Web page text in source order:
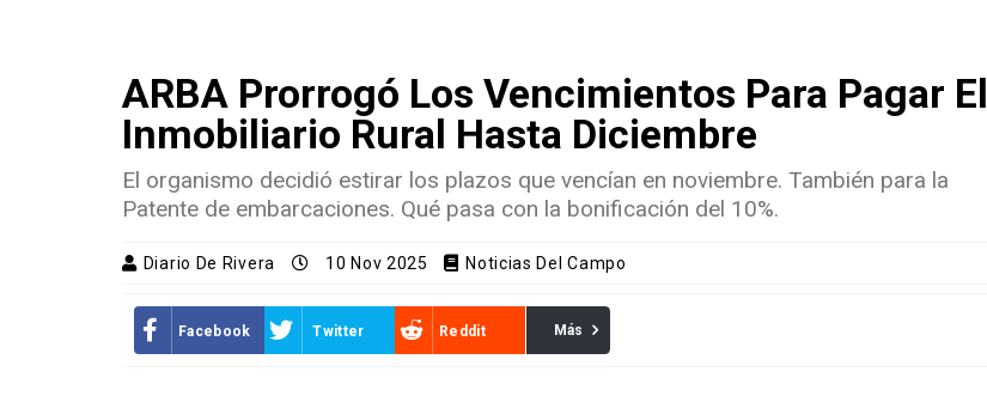
ARBA Prorrogó Los Vencimientos Para Pagar El
Inmobiliario Rural Hasta Diciembre
El organismo decidió estirar los plazos que vencían en noviembre. También para la
Patente de embarcaciones. Qué pasa con la bonificación del 10%.
Diario De Rivera 10 Nov 2025 Noticias Del Campo
Facebook Twitter Reddit Más